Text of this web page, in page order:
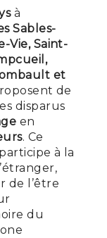
à
Sables-
Vie, Saint-
et
de
disparus
en
. Ce
à la
de l’être
du